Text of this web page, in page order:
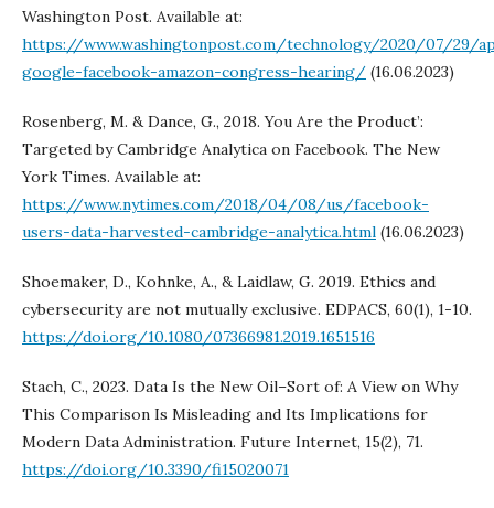
Washington Post. Available at:
https://www.washingtonpost.com/technology/2020/07/29/
google-facebook-amazon-congress-hearing/ (16.06.2023)
Rosenberg, M. & Dance, G., 2018. You Are the Product’:
Targeted by Cambridge Analytica on Facebook. The New
York Times. Available at:
https://www.nytimes.com/2018/04/08/us/facebook-
users-data-harvested-cambridge-analytica.html (16.06.2023)
Shoemaker, D., Kohnke, A., & Laidlaw, G. 2019. Ethics and
cybersecurity are not mutually exclusive. EDPACS, 60(1), 1-10.
https://doi.org/10.1080/07366981.2019.1651516
Stach, C., 2023. Data Is the New Oil–Sort of: A View on Why
This Comparison Is Misleading and Its Implications for
Modern Data Administration. Future Internet, 15(2), 71.
https://doi.org/10.3390/fi15020071